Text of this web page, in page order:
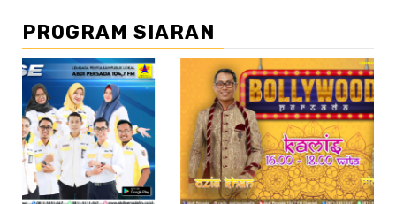
PROGRAM SIARAN
//2